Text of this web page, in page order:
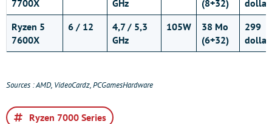
7700X GHz (8+32)
Ryzen 5
7600X
6 / 12
4,7 / 5,3
GHz
105W
38 Mo
(6+32)
299
Sources : AMD, VideoCardz, PCGamesHardware
Ryzen 7000 Series